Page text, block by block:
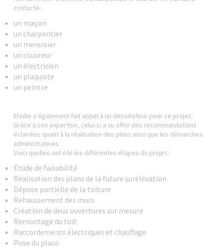
contacté :
un maçon
un charpentier
un menuisier
un couvreur
un électricien
un plaquiste
un peintre
Elodie a également fait appel à un dessinateur pour ce projet.
Grâce à son expertise, celui-ci a su offrir des recommandations
éclairées quant à la réalisation des plans ainsi que les démarches
administratives.
Voici quelles ont été les différentes étapes du projet :
Étude de faisabilité
Réalisation des plans de la future surélévation
Dépose partielle de la toiture
Rehaussement des murs
Création de deux ouvertures sur mesure
Remontage du toit
Raccordements électriques et chauffage
Pose du placo